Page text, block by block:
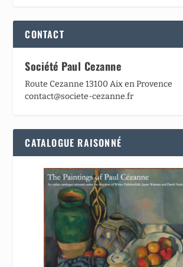
CONTACT
Société Paul Cezanne
Route Cezanne 13100 Aix en Provence
contact@societe-cezanne.fr
CATALOGUE RAISONNÉ